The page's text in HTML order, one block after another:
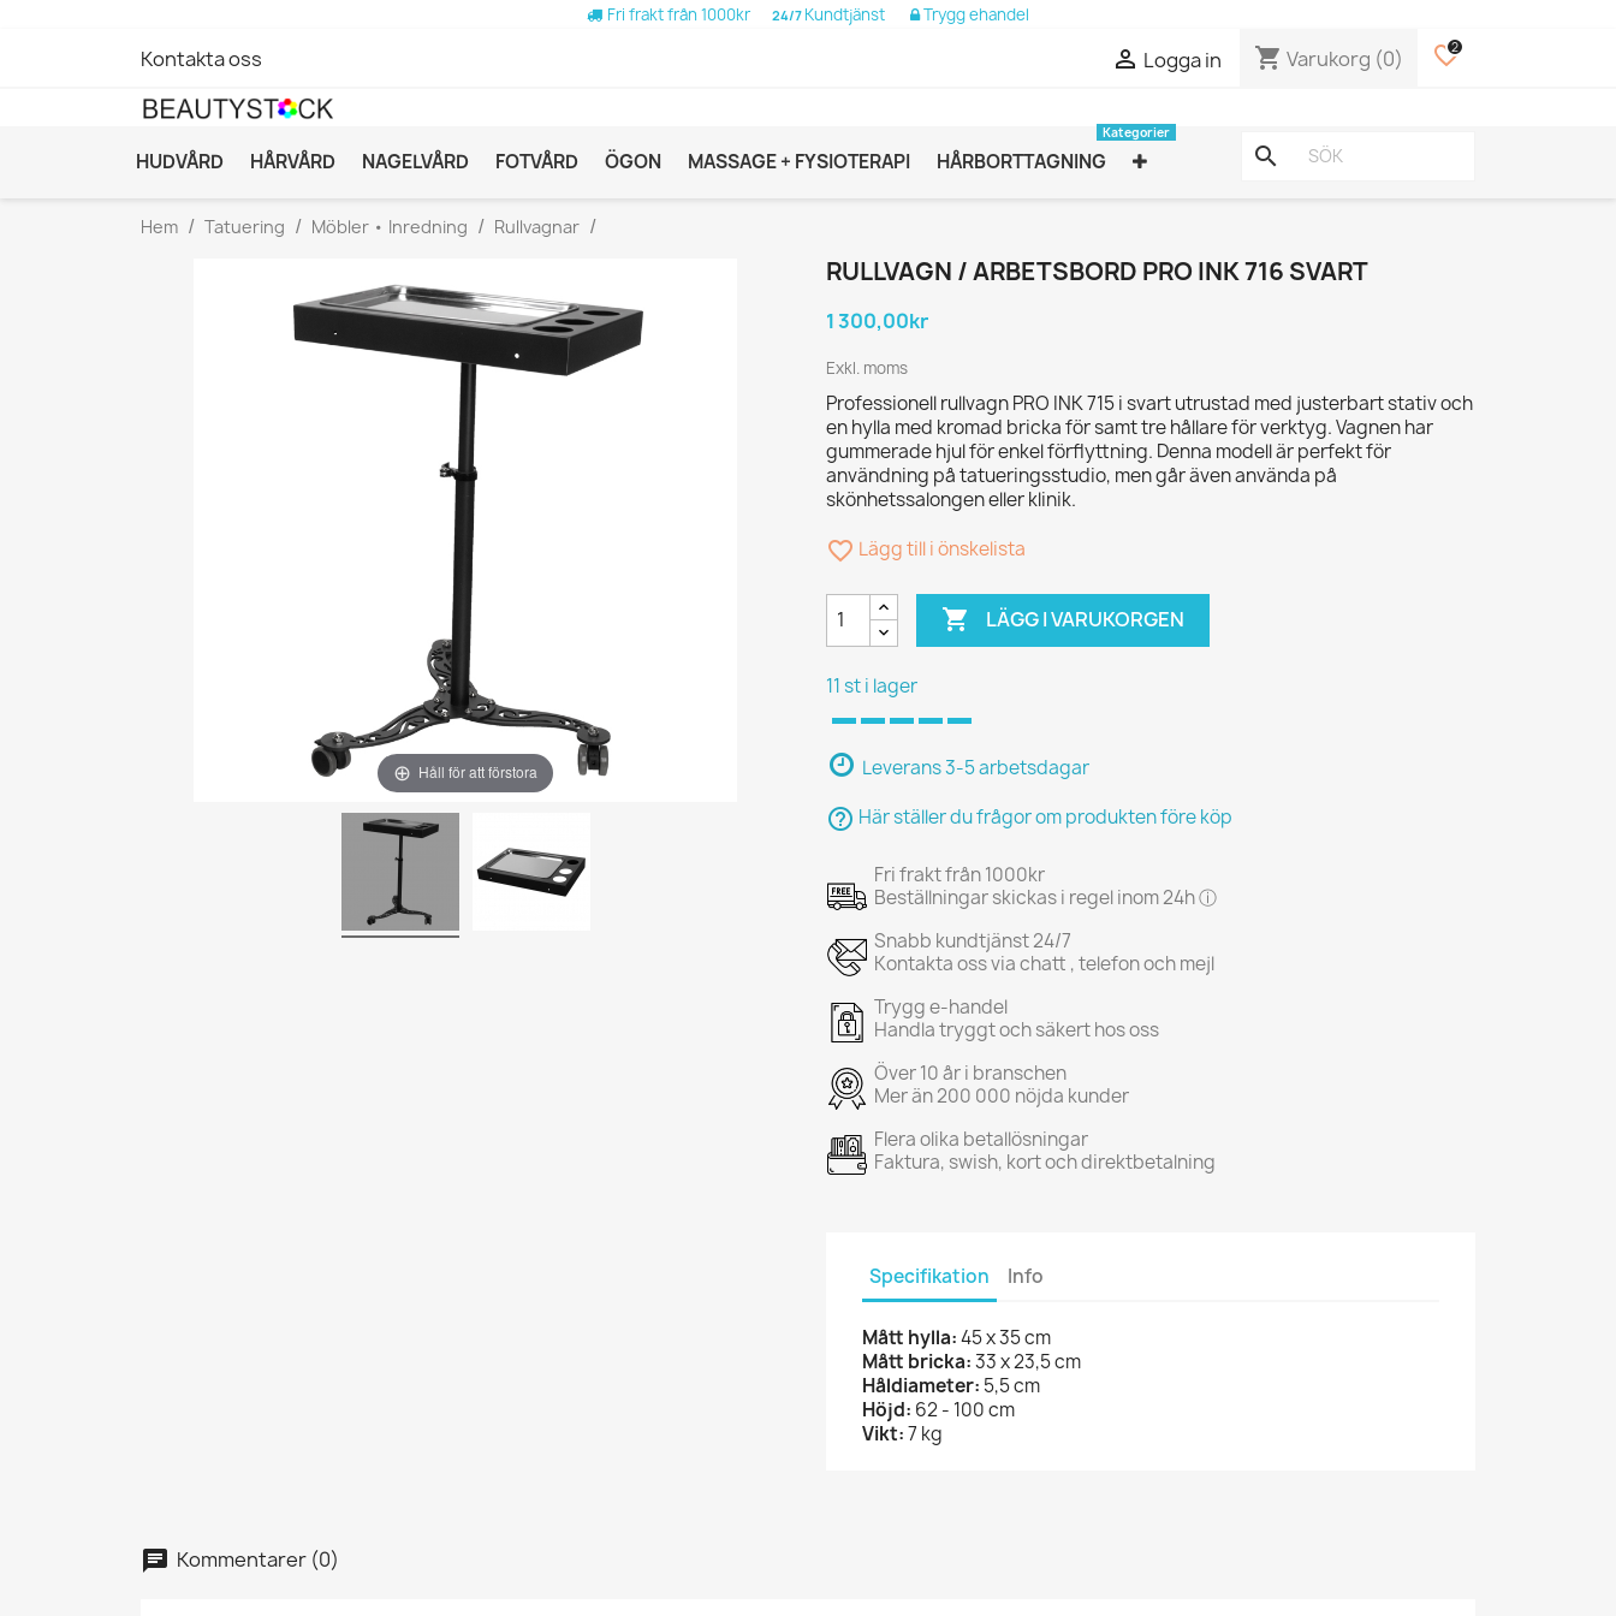
Fri frakt från 1000kr 24/7 Kundtjänst Trygg ehandel
Kontakta oss  Logga in shopping_cart Varukorg (0) favorite_border
2
HUDVÅRD HÅRVÅRD NAGELVÅRD FOTVÅRD ÖGON MASSAGE + FYSIOTERAPI HÅRBORTTAGNING
Kategorier
search
Hem Tatuering Möbler • Inredning Rullvagnar
Håll för att förstora
RULLVAGN / ARBETSBORD PRO INK 716 SVART
1 300,00kr
Exkl. moms
Professionell rullvagn PRO INK 715 i svart utrustad med justerbart stativ och
en hylla med kromad bricka för samt tre hållare för verktyg. Vagnen har
gummerade hjul för enkel förflyttning. Denna modell är perfekt för
användning på tatueringsstudio, men går även använda på
skönhetssalongen eller klinik.
favorite_border Lägg till i önskelista
 LÄGG I VARUKORGEN
11 st i lager
Leverans 3-5 arbetsdagar
help_outline Här ställer du frågor om produkten före köp
Fri frakt från 1000kr
Beställningar skickas i regel inom 24h ⓘ
Snabb kundtjänst 24/7
Kontakta oss via chatt , telefon och mejl
Trygg e-handel
Handla tryggt och säkert hos oss
Över 10 år i branschen
Mer än 200 000 nöjda kunder
Flera olika betallösningar
Faktura, swish, kort och direktbetalning
Specifikation Info
Mått hylla:45x 35 cm
Mått bricka:33 x 23,5 cm
Håldiameter: 5,5 cm
Höjd: 62 - 100 cm
Vikt:7 kg
Kommentarer (0)